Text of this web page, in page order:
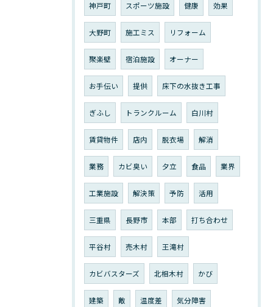
神戸町 スポーツ施設 健康 効果
大野町 施工ミス リフォーム
聚楽壁 宿泊施設 オーナー
お手伝い 提供 床下の水抜き工事
ぎふし トランクルーム 白川村
賃貸物件 店内 脱衣場 解消
業務 カビ臭い 夕立 食品 業界
工業施設 解決策 予防 活用
三重県 長野市 本部 打ち合わせ
平谷村 売木村 王滝村
カビバスターズ 北相木村 かび
建築 敵 温度差 気分障害